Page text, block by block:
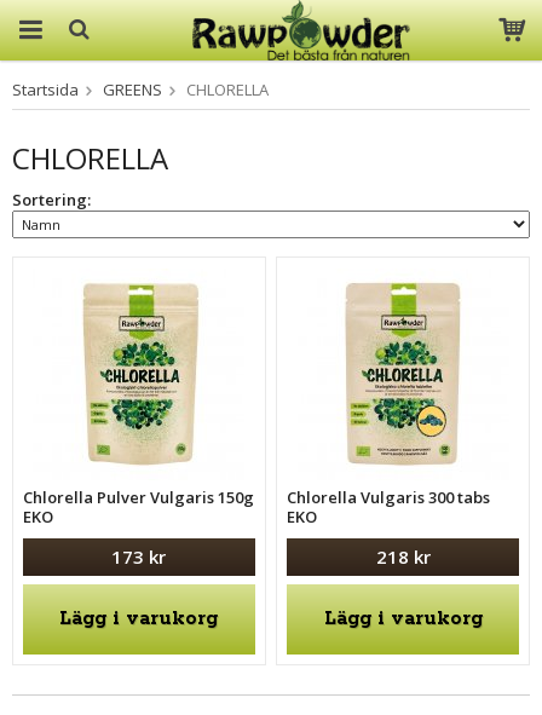
Produkten har blivit tillagd i
varukorgen
Startsida GREENS CHLORELLA
CHLORELLA
Sortering:
Chlorella Pulver Vulgaris 150g
EKO
173 kr
Lägg i varukorg
Chlorella Vulgaris 300 tabs
EKO
218 kr
Lägg i varukorg